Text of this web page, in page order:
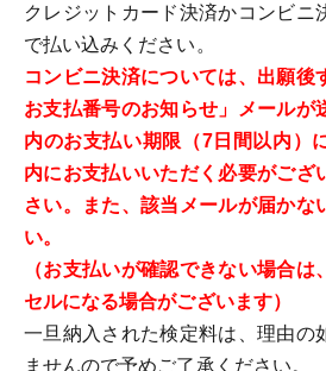
クレジットカード決済かコンビニ
で払い込みください。
コンビニ決済については、出願後
お支払番号のお知らせ」メールが
内のお支払い期限（7日間以内）
内にお支払いいただく必要がござ
さい。また、該当メールが届かな
い。
（お支払いが確認できない場合
セルになる場合がございます）
一旦納入された検定料は、理由の
ませんので予めご了承ください。